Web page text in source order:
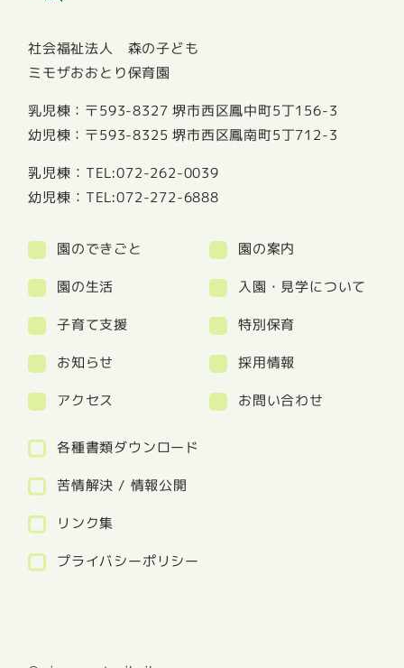
社会福祉法人 森の子ども
ミモザおおとり保育園
乳児棟：〒593-8327 堺市西区鳳中町5丁156-3
幼児棟：〒593-8325 堺市西区鳳南町5丁712-3
乳児棟： TEL:072-262-0039
幼児棟： TEL:072-272-6888
園のできごと 園の案内
園の生活 入園・見学について
子育て支援
特別保育
お知らせ
採用情報
アクセス
お問い合わせ
各種書類ダウンロード
苦情解決 / 情報公開
リンク集
プライバシーポリシー